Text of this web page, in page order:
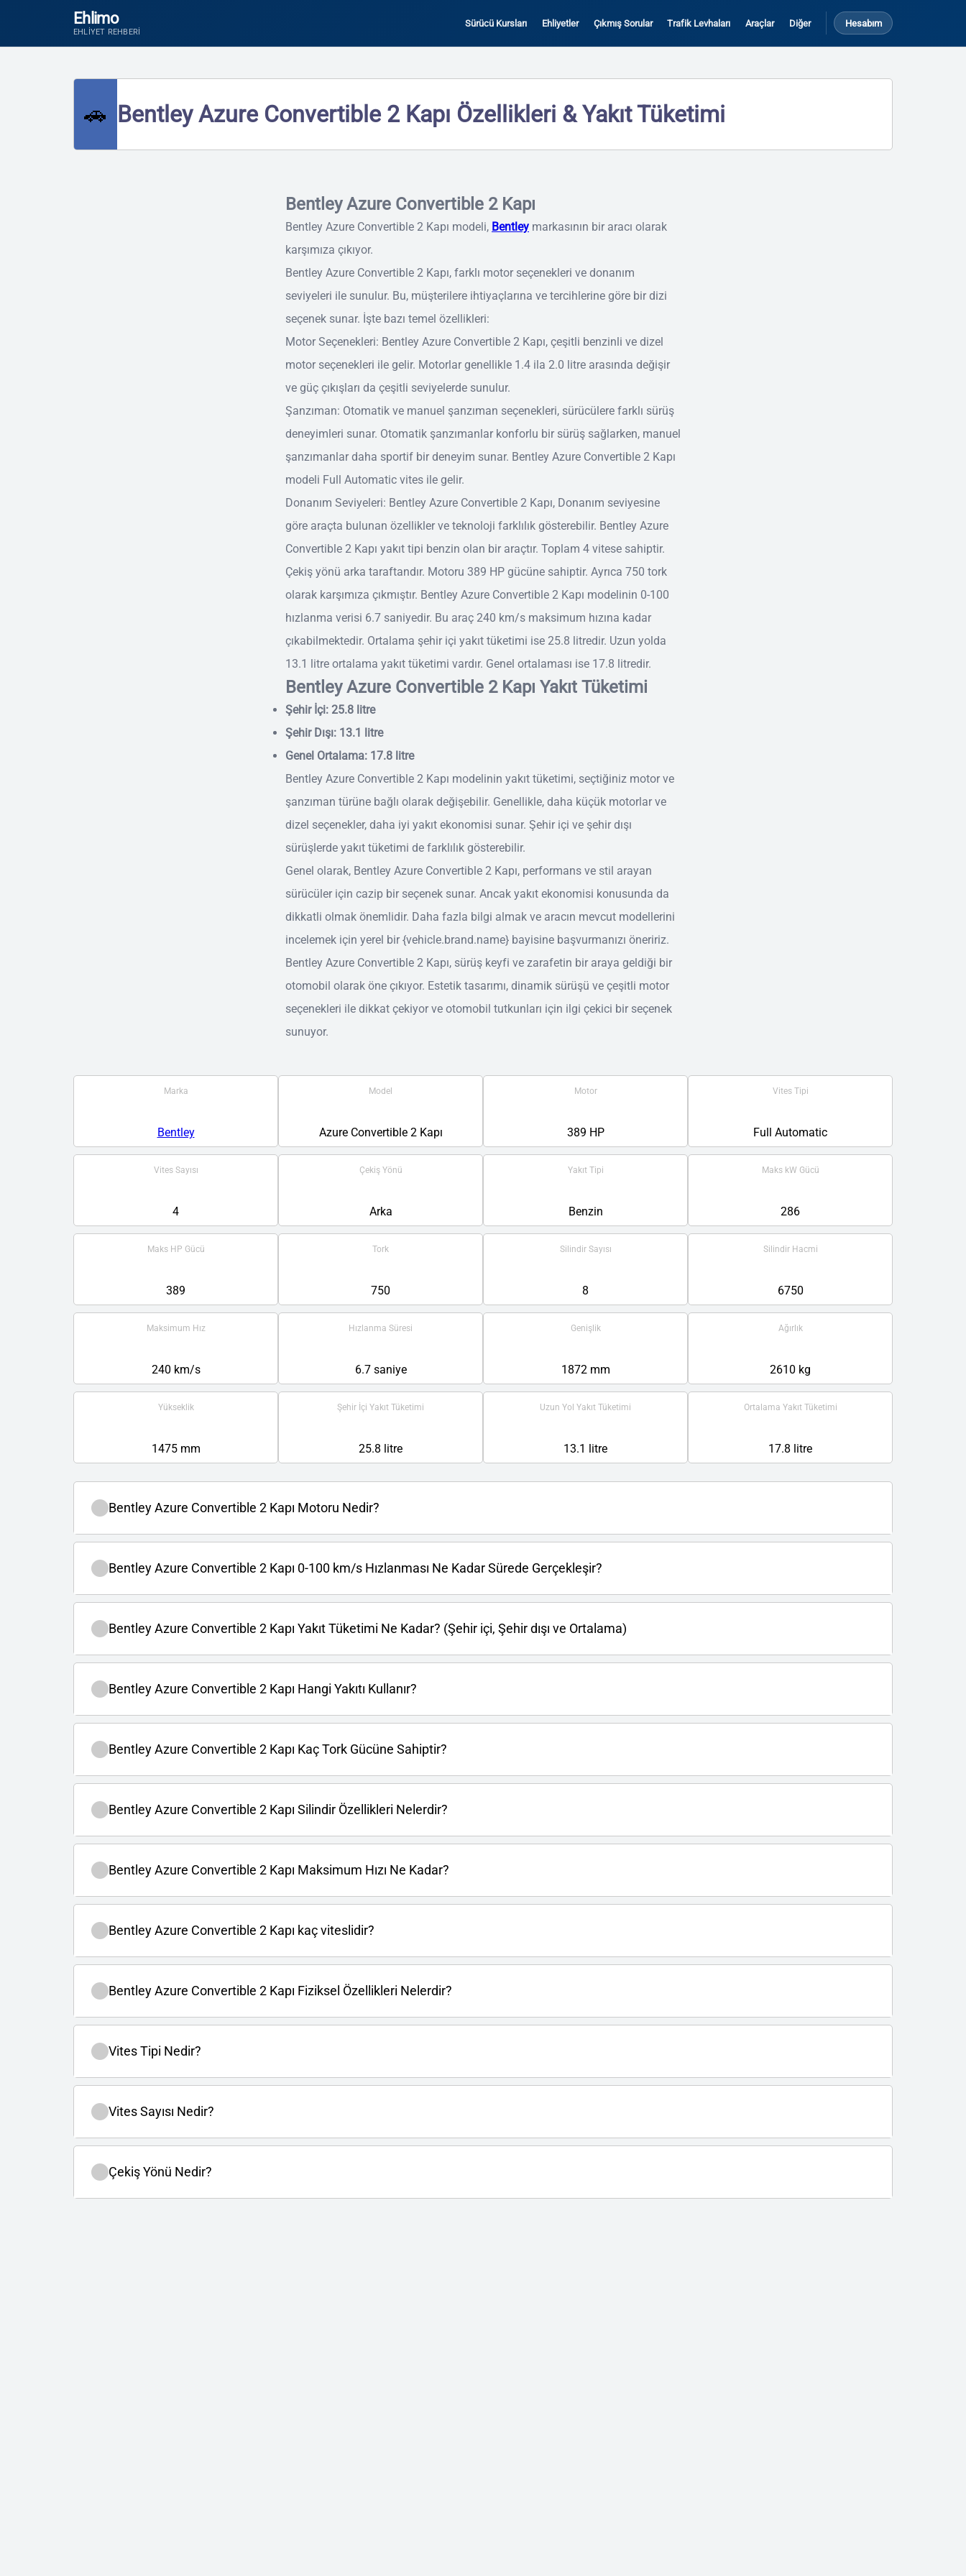
Ehlimo
EHLIYET REHBERI
Sürücü Kursları Ehliyetler Çıkmış Sorular Trafik Levhaları Araçlar Diğer Hesabım
🚗 Bentley Azure Convertible 2 Kapı Özellikleri & Yakıt Tüketimi
Bentley Azure Convertible 2 Kapı
Bentley Azure Convertible 2 Kapı modeli, Bentley markasının bir aracı olarak
karşımıza çıkıyor.
Bentley Azure Convertible 2 Kapı, farklı motor seçenekleri ve donanım
seviyeleri ile sunulur. Bu, müşterilere ihtiyaçlarına ve tercihlerine göre bir dizi
seçenek sunar. İşte bazı temel özellikleri:
Motor Seçenekleri: Bentley Azure Convertible 2 Kapı, çeşitli benzinli ve dizel
motor seçenekleri ile gelir. Motorlar genellikle 1.4 ila 2.0 litre arasında değişir
ve güç çıkışları da çeşitli seviyelerde sunulur.
Şanzıman: Otomatik ve manuel şanzıman seçenekleri, sürücülere farklı sürüş
deneyimleri sunar. Otomatik şanzımanlar konforlu bir sürüş sağlarken, manuel
şanzımanlar daha sportif bir deneyim sunar. Bentley Azure Convertible 2 Kapı
modeli Full Automatic vites ile gelir.
Donanım Seviyeleri: Bentley Azure Convertible 2 Kapı, Donanım seviyesine
göre araçta bulunan özellikler ve teknoloji farklılık gösterebilir. Bentley Azure
Convertible 2 Kapı yakıt tipi benzin olan bir araçtır. Toplam 4 vitese sahiptir.
Çekiş yönü arka taraftandır. Motoru 389 HP gücüne sahiptir. Ayrıca 750 tork
olarak karşımıza çıkmıştır. Bentley Azure Convertible 2 Kapı modelinin 0-100
hızlanma verisi 6.7 saniyedir. Bu araç 240 km/s maksimum hızına kadar
çıkabilmektedir. Ortalama şehir içi yakıt tüketimi ise 25.8 litredir. Uzun yolda
13.1 litre ortalama yakıt tüketimi vardır. Genel ortalaması ise 17.8 litredir.
Bentley Azure Convertible 2 Kapı Yakıt Tüketimi
Şehir İçi: 25.8 litre
Şehir Dışı: 13.1 litre
Genel Ortalama: 17.8 litre
Bentley Azure Convertible 2 Kapı modelinin yakıt tüketimi, seçtiğiniz motor ve
şanzıman türüne bağlı olarak değişebilir. Genellikle, daha küçük motorlar ve
dizel seçenekler, daha iyi yakıt ekonomisi sunar. Şehir içi ve şehir dışı
sürüşlerde yakıt tüketimi de farklılık gösterebilir.
Genel olarak, Bentley Azure Convertible 2 Kapı, performans ve stil arayan
sürücüler için cazip bir seçenek sunar. Ancak yakıt ekonomisi konusunda da
dikkatli olmak önemlidir. Daha fazla bilgi almak ve aracın mevcut modellerini
incelemek için yerel bir {vehicle.brand.name} bayisine başvurmanızı öneririz.
Bentley Azure Convertible 2 Kapı, sürüş keyfi ve zarafetin bir araya geldiği bir
otomobil olarak öne çıkıyor. Estetik tasarımı, dinamik sürüşü ve çeşitli motor
seçenekleri ile dikkat çekiyor ve otomobil tutkunları için ilgi çekici bir seçenek
sunuyor.
Marka
Bentley
Model
Azure Convertible 2 Kapı
Motor
389 HP
Vites Tipi
Full Automatic
Vites Sayısı
4
Çekiş Yönü
Arka
Yakıt Tipi
Benzin
Maks kW Gücü
286
Maks HP Gücü
389
Tork
750
Silindir Sayısı
8
Silindir Hacmi
6750
Maksimum Hız
240 km/s
Hızlanma Süresi
6.7 saniye
Genişlik
1872 mm
Ağırlık
2610 kg
Yükseklik
1475 mm
Şehir İçi Yakıt Tüketimi
25.8 litre
Uzun Yol Yakıt Tüketimi
13.1 litre
Ortalama Yakıt Tüketimi
17.8 litre
Bentley Azure Convertible 2 Kapı Motoru Nedir?
Bentley Azure Convertible 2 Kapı 0-100 km/s Hızlanması Ne Kadar Sürede Gerçekleşir?
Bentley Azure Convertible 2 Kapı Yakıt Tüketimi Ne Kadar? (Şehir içi, Şehir dışı ve Ortalama)
Bentley Azure Convertible 2 Kapı Hangi Yakıtı Kullanır?
Bentley Azure Convertible 2 Kapı Kaç Tork Gücüne Sahiptir?
Bentley Azure Convertible 2 Kapı Silindir Özellikleri Nelerdir?
Bentley Azure Convertible 2 Kapı Maksimum Hızı Ne Kadar?
Bentley Azure Convertible 2 Kapı kaç viteslidir?
Bentley Azure Convertible 2 Kapı Fiziksel Özellikleri Nelerdir?
Vites Tipi Nedir?
Vites Sayısı Nedir?
Çekiş Yönü Nedir?